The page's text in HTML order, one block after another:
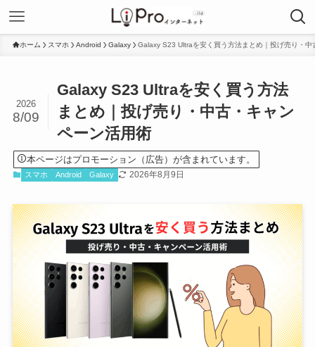
ホーム スマホ Android Galaxy Galaxy S23 Ultraを安く買う方法まとめ｜投げ売り・中
Galaxy S23 Ultraを安く買う方法
まとめ｜投げ売り・中古・キャン
ペーン活用術
2026
8/09
本ページはプロモーション（広告）が含まれています。
スマホ Android Galaxy 2026年8月9日